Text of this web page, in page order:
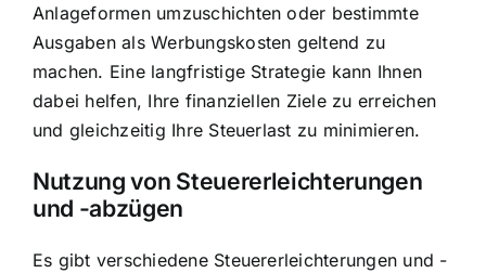
Anlageformen umzuschichten oder bestimmte
Ausgaben als Werbungskosten geltend zu
machen. Eine langfristige Strategie kann Ihnen
dabei helfen, Ihre finanziellen Ziele zu erreichen
und gleichzeitig Ihre Steuerlast zu minimieren.
Nutzung von Steuererleichterungen
und -abzügen
Es gibt verschiedene Steuererleichterungen und -